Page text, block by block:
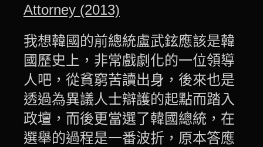
我想韓國的前總統盧武鉉應該是韓
國歷史上，非常戲劇化的一位領導
人吧，從貧窮苦讀出身，後來也是
透過為異議人士辯護的起點而踏入
政壇，而後更當選了韓國總統，在
選舉的過程是一番波折，原本答應